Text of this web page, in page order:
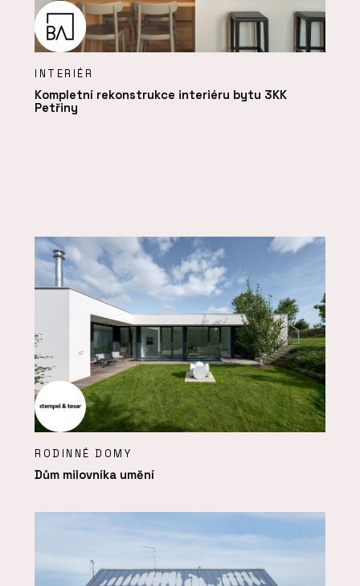
INTERIÉR
Kompletní rekonstrukce interiéru bytu 3KK
Petřiny
RODINNÉ DOMY
Dům milovníka umění